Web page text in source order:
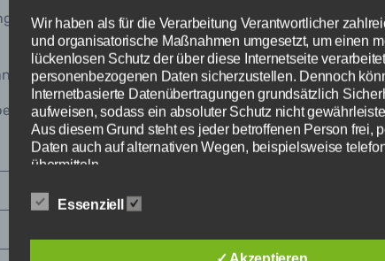
2025 aus fünf Rennen sowie einem Athletiktest zu
nicht teilnehmen.
ermittelt (siehe Tabelle).
Wir haben als für die Verarbeitung Verantwortlicher
und organisatorische Maßnahmen umgesetzt, um einen
lückenlosen Schutz der über diese Internetseite
personenbezogenen Daten sicherzustellen. Dennoch
Internetbasierte Datenübertragungen grundsätzlich
aufweisen, sodass ein absoluter Schutz nicht
Aus diesem Grund steht es jeder betroffenen Person frei,
Daten auch auf alternativen Wegen, beispielsweise
übermitteln.
Begriffsbestimmungen
Europäischen Richtlinien- und Verordnungsgeber beim
Datenschutz-Grundverordnung (DS-GVO) verwendet
Essenziell